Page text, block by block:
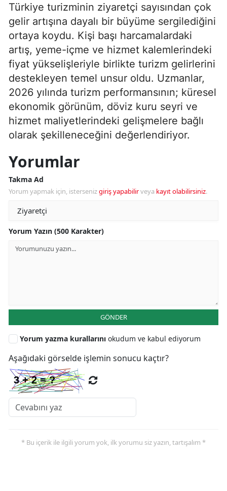
Türkiye turizminin ziyaretçi sayısından çok
gelir artışına dayalı bir büyüme sergilediğini
ortaya koydu. Kişi başı harcamalardaki
artış, yeme-içme ve hizmet kalemlerindeki
fiyat yükselişleriyle birlikte turizm gelirlerini
destekleyen temel unsur oldu. Uzmanlar,
2026 yılında turizm performansının; küresel
ekonomik görünüm, döviz kuru seyri ve
hizmet maliyetlerindeki gelişmelere bağlı
olarak şekilleneceğini değerlendiriyor.
Yorumlar
Takma Ad
Yorum yapmak için, istersenizgiriş yapabilirveya kayıt olabilirsiniz.
Yorum Yazın (500 Karakter)
GÖNDER
Yorum yazma kurallarını okudum ve kabul ediyorum
Aşağıdaki görselde işlemin sonucu kaçtır?
* Bu içerik ile ilgili yorum yok, ilk yorumu siz yazın, tartışalım *